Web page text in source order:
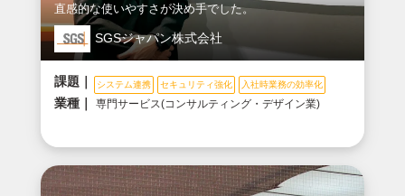
直感的な使いやすさが決め手でした。
SGSジャパン株式会社
課題｜ システム連携 セキュリティ強化 入社時業務の効率化
業種｜ 専門サービス(コンサルティング・デザイン業)